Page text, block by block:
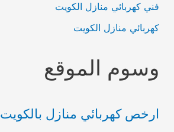
فني كهربائي منازل الكويت
كهربائي منازل الكويت
وسوم الموقع
ارخص كهربائي منازل بالكويت